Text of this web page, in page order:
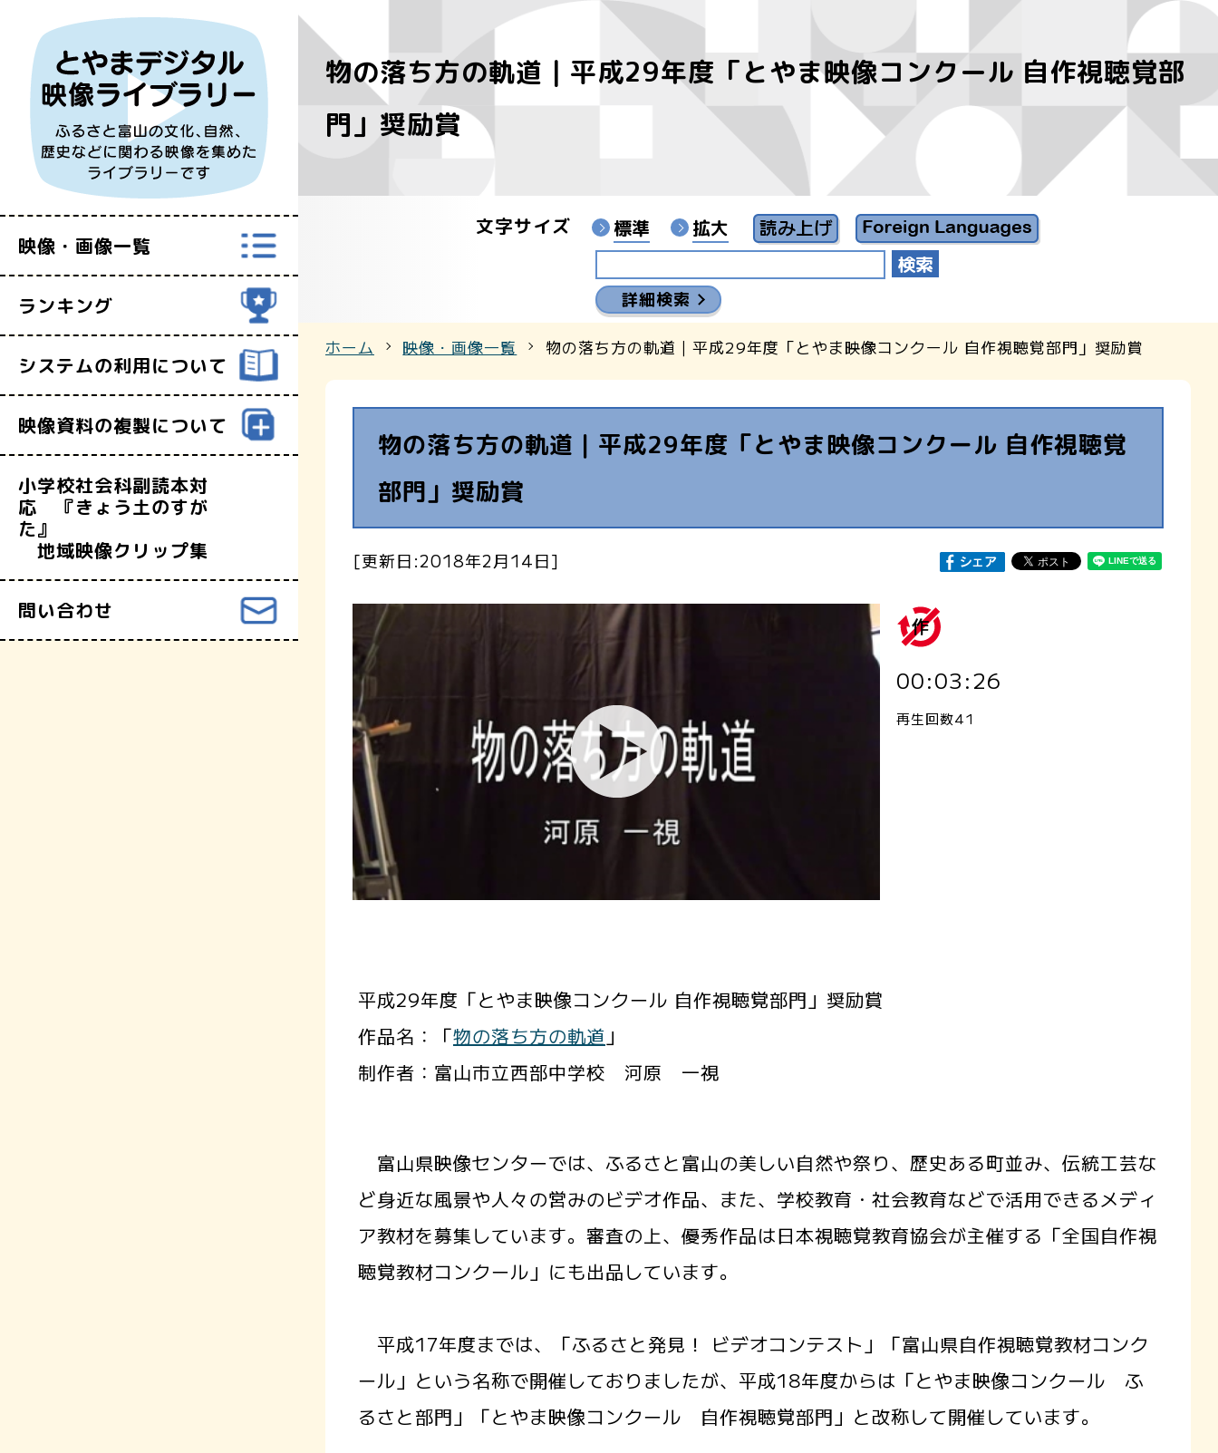
映像・画像一覧
すべての映像
富山県映像センターYouTubeチャンネル
ランキング
システムの利用について
映像資料の複製について
小学校社会科副読本対
応 『きょう土のすが
た』
地域映像クリップ集
問い合わせ
物の落ち方の軌道｜平成29年度「とやま映像コンクール 自作視聴覚部
門」奨励賞
文字サイズ 標準 拡大
詳細検索
ホーム 映像・画像一覧 物の落ち方の軌道｜平成29年度「とやま映像コンクール 自作視聴覚部門」奨励賞
物の落ち方の軌道｜平成29年度「とやま映像コンクール 自作視聴覚
部門」奨励賞
[更新日:2018年2月14日]
00:03:26
再生回数41
平成29年度「とやま映像コンクール 自作視聴覚部門」奨励賞
作品名：「物の落ち方の軌道 」
制作者：富山市立西部中学校 河原 一視
富山県映像センターでは、ふるさと富山の美しい自然や祭り、歴史ある町並み、伝統工芸な
ど身近な風景や人々の営みのビデオ作品、また、学校教育・社会教育などで活用できるメディ
ア教材を募集しています。審査の上、優秀作品は日本視聴覚教育協会が主催する「全国自作視
聴覚教材コンクール」にも出品しています。
平成17年度までは、「ふるさと発見！ ビデオコンテスト」「富山県自作視聴覚教材コンク
ール」という名称で開催しておりましたが、平成18年度からは「とやま映像コンクール ふ
るさと部門」「とやま映像コンクール 自作視聴覚部門」と改称して開催しています。